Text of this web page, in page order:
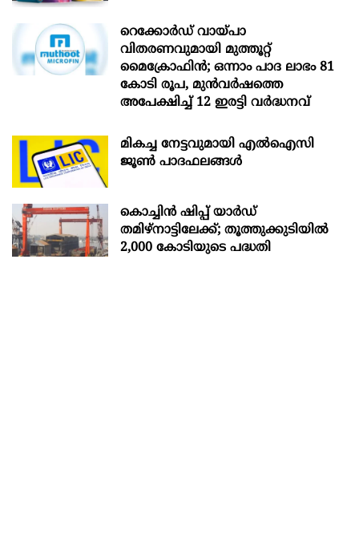
റെക്കോർഡ് വായ്പാ
വിതരണവുമായി മുത്തൂറ്റ്
മൈക്രോഫിൻ; ഒന്നാം പാദ ലാഭം 81
കോടി രൂപ, മുൻവർഷത്തെ
അപേക്ഷിച്ച് 12 ഇരട്ടി വർദ്ധനവ്
മികച്ച നേട്ടവുമായി എൽഐസി
ജൂൺ പാദഫലങ്ങൾ
കൊച്ചിന്‍ ഷിപ്പ് യാർഡ്
തമിഴ്നാട്ടിലേക്ക്; തൂത്തുക്കുടിയിൽ
2,000 കോടിയുടെ പദ്ധതി